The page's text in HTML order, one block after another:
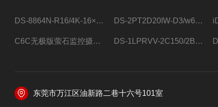
DS-8864N-R16/4K-16×4T/希捷16盘位录像机 DS-2PT2D20IW-D3/w64路高清硬盘录像机
C6C无极版萤石监控摄像头 DS-1LPRVV-2C150/2B监控室外夜视高清电源线护套线200米/卷
东莞市万江区油新路二巷十六号101室